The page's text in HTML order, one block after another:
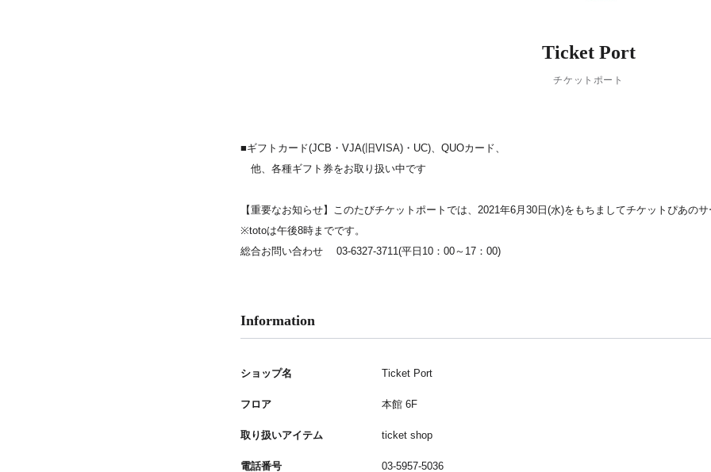
Ticket Port
チケットポート
■ギフトカード(JCB・VJA(旧VISA)・UC)、QUOカード、
他、各種ギフト券をお取り扱い中です
【重要なお知らせ】このたびチケットポートでは、2021年6月30日(水)をもちましてチケットぴあの
※totoは午後8時までです。
総合お問い合わせ 03-6327-3711(平日10：00～17：00)
Information
ショップ名 Ticket Port
フロア 本館 6F
取り扱いアイテム ticket shop
電話番号 03-5957-5036